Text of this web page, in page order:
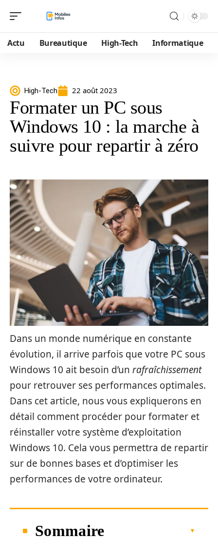
Actu Bureautique High-Tech Informatique
High-Tech 22 août 2023
Formater un PC sous
Windows 10 : la marche à
suivre pour repartir à zéro
Dans un monde numérique en constante
évolution, il arrive parfois que votre PC sous
Windows 10 ait besoin d’un rafraîchissement
pour retrouver ses performances optimales.
Dans cet article, nous vous expliquerons en
détail comment procéder pour formater et
réinstaller votre système d’exploitation
Windows 10. Cela vous permettra de repartir
sur de bonnes bases et d’optimiser les
performances de votre ordinateur.
Sommaire